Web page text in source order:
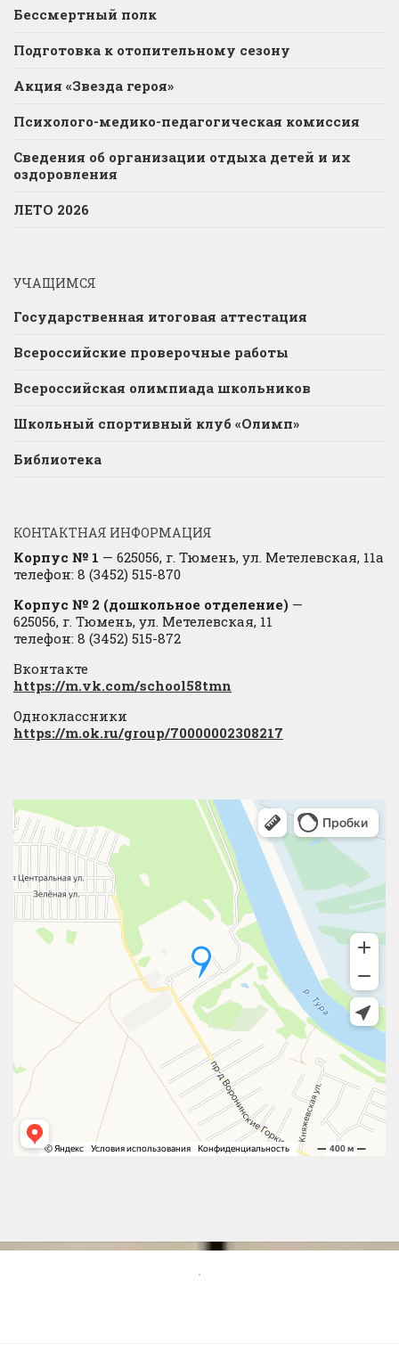
Бессмертный полк
Подготовка к отопительному сезону
Акция «Звезда героя»
Психолого-медико-педагогическая комиссия
Сведения об организации отдыха детей и их
оздоровления
ЛЕТО 2026
УЧАЩИМСЯ
Государственная итоговая аттестация
Всероссийские проверочные работы
Всероссийская олимпиада школьников
Школьный спортивный клуб «Олимп»
Библиотека
КОНТАКТНАЯ ИНФОРМАЦИЯ
Корпус № 1 — 625056, г. Тюмень, ул. Метелевская, 11а
телефон: 8 (3452) 515-870
Корпус № 2 (дошкольное отделение) —
625056, г. Тюмень, ул. Метелевская, 11
телефон: 8 (3452) 515-872
Вконтакте
https://m.vk.com/school58tmn
Одноклассники
https://m.ok.ru/group/70000002308217